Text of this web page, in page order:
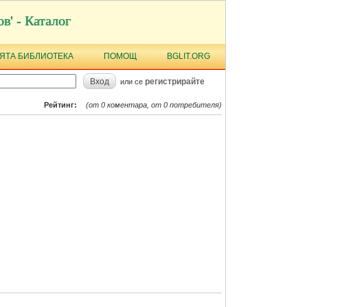
- Каталог
БИБЛИОТЕКА ПОМОЩ BGLIT.ORG
Вход или се регистрирайте
Рейтинг: (от 0 коментара, от 0 потребителя)